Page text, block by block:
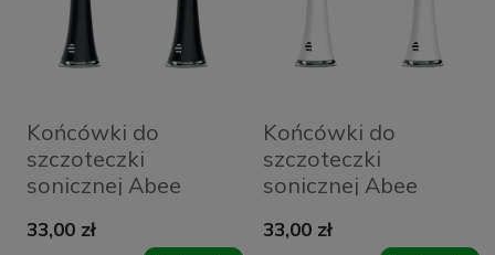
Końcówki do
szczoteczki
sonicznej Abee
33,00 zł
Końcówki do
szczoteczki
sonicznej Abee
33,00 zł